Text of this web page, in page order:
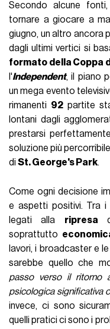
Secondo alcune
tornare a giocare a
giugno, un altro ancora
dagli ultimi vertici si
formato della Coppa
l'Independent, il piano
un mega evento
rimanenti 92partite
lontani dagli
prestarsi
soluzione più
diSt. George's Park.
Come ogni decisione
e aspetti positivi. Tra i
legati alla ripresa
soprattutto
lavori, i broadcaster e
sarebbe quello che
passo verso il ritorno
psicologica significativa
invece, ci sono
quelli pratici ci sono i